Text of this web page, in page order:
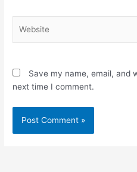
Save my name, email, and
next time I comment.